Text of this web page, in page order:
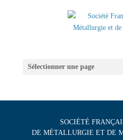
Sélectionner une page
SOCIÉTÉ
DE MÉTALLURGIE ET DE